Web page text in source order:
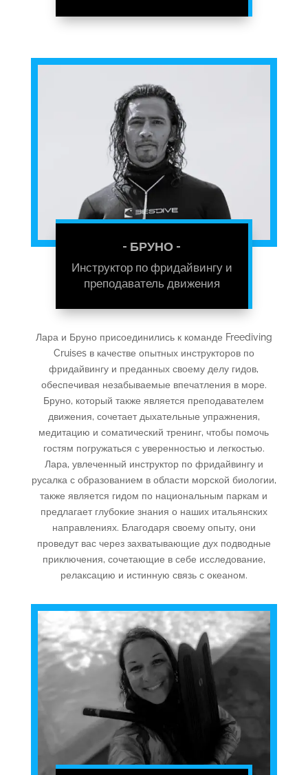
- БРУНО -
Инструктор по фридайвингу и
преподаватель движения
Лара и Бруно присоединились к команде Freediving
Cruises в качестве опытных инструкторов по
фридайвингу и преданных своему делу гидов,
обеспечивая незабываемые впечатления в море.
Бруно, который также является преподавателем
движения, сочетает дыхательные упражнения,
медитацию и соматический тренинг, чтобы помочь
гостям погружаться с уверенностью и легкостью.
Лара, увлеченный инструктор по фридайвингу и
русалка с образованием в области морской биологии,
также является гидом по национальным паркам и
предлагает глубокие знания о наших итальянских
направлениях. Благодаря своему опыту, они
проведут вас через захватывающие дух подводные
приключения, сочетающие в себе исследование,
релаксацию и истинную связь с океаном.